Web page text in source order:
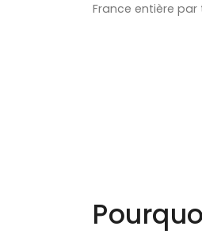
France entière par